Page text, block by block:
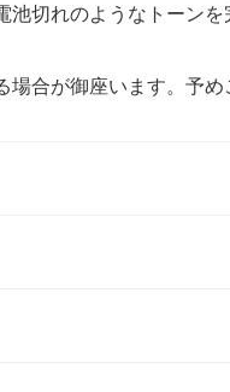
切れのようなトーンを
合が御座います。予め